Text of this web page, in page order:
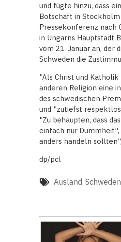
und fügte hinzu, dass
Botschaft in
Pressekonferenz nach
in Ungarns Hauptstadt
vom 21. Januar an, der
Schweden die
"Als Christ und Katholik
anderen Religion eine
des schwedischen
und "zutiefst
"Zu behaupten, dass
einfach nur
anders handeln
dp/pcl
Ausland Schweden